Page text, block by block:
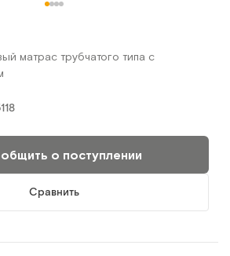
матрас трубчатого типа с
о поступлении
Сравнить